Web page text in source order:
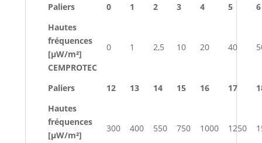
Paliers 0 1 2 3 4 5
6
Hautes
fréquences
[µW/m²]
CEMPROTEC
0 1 2,5 10 20 40
Paliers 12 13 14 15 16 17
Hautes
fréquences
[µW/m²]
300 400 550 750 1000 1250